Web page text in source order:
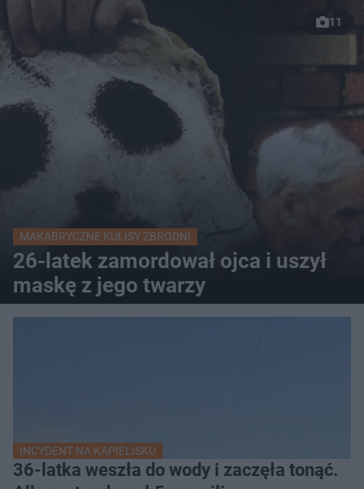
11
MAKABRYCZNE KULISY ZBRODNI
26-latek zamordował ojca i uszył
maskę z jego twarzy
INCYDENT NA KĄPIELISKU
36-latka weszła do wody i zaczęła tonąć.